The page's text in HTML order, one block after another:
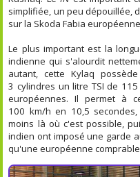
simplifiée, un peu dépouillée,
sur la Skoda Fabia
Le plus important est la
indienne qui s'alourdit
autant, cette Kylaq
3 cylindres un litre TSI de
européennes. Il permet à
100 km/h en 10,5
moins là où c'est possible,
indien ont imposé une garde
qu'une européenne